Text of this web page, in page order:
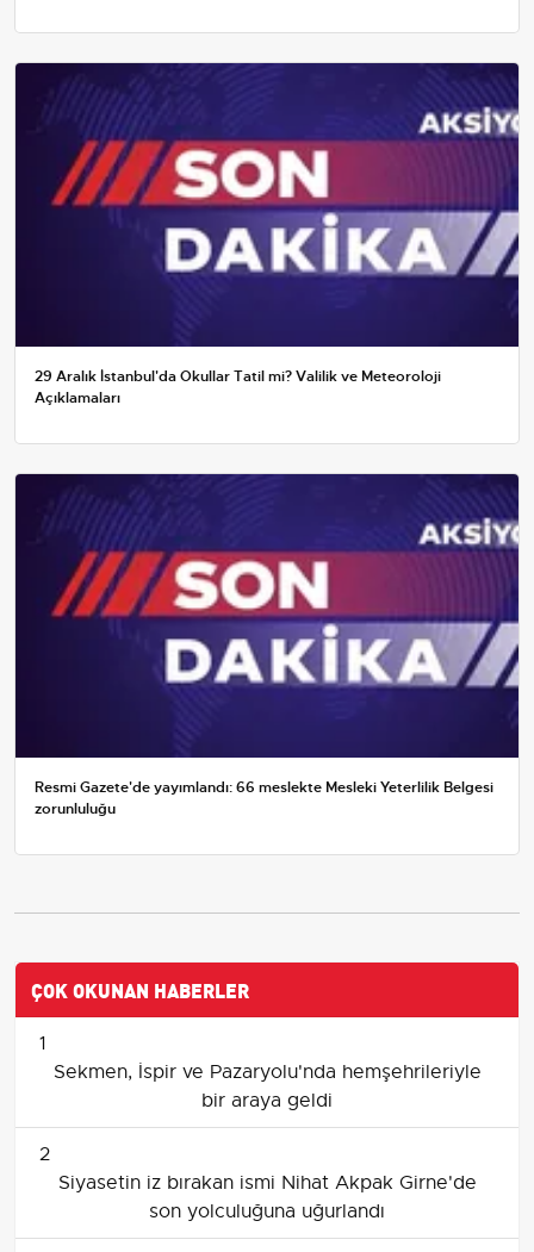
29 Aralık İstanbul'da Okullar Tatil mi? Valilik ve Meteoroloji
Açıklamaları
Resmi Gazete'de yayımlandı: 66 meslekte Mesleki Yeterlilik Belgesi
zorunluluğu
ÇOK OKUNAN HABERLER
1
Sekmen, İspir ve Pazaryolu'nda hemşehrileriyle
bir araya geldi
2
Siyasetin iz bırakan ismi Nihat Akpak Girne'de
son yolculuğuna uğurlandı